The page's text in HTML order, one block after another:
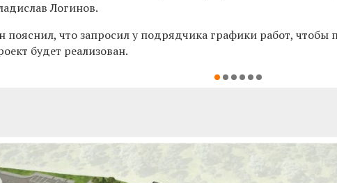
Логинов.
пояснил, что запросил у подрядчика графики работ, чтобы
будет реализован.